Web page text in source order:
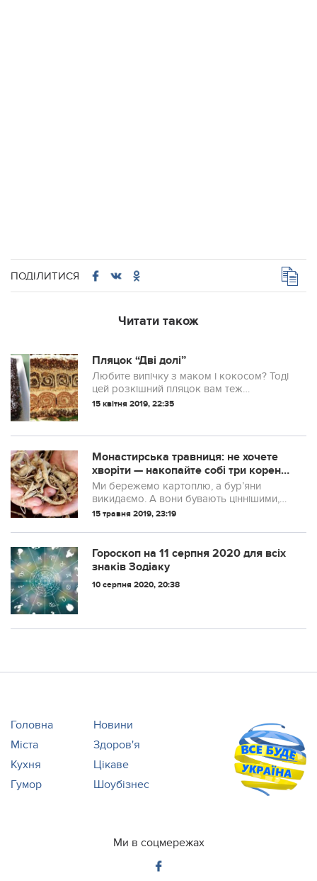
ПОДІЛИТИСЯ
Читати також
Пляцок “Дві долі”
Любите випічку з маком і кокосом? Тоді
цей розкішний пляцок вам теж
сподобається. Він настільки красивий у
А кращ...
15 квітня 2019, 22:35
Монастирська травниця: не хочете
хворіти — накопайте собі три кореня
— лопуха, пирію і кульбаби
Ми бережемо картоплю, а бур’яни
викидаємо. А вони бувають ціннішими,
ніж картопля. Ніякі бур’яни викидати не
коли їй буде потрібна не картопля, а л...
15 травня 2019, 23:19
Гороскоп на 11 серпня 2020 для всіх
знаків Зодіаку
10 серпня 2020, 20:38
Головна
Новини
Міста
Здоров'я
Кухня
Цікаве
Гумор
Шоубізнес
Ми в соцмережах